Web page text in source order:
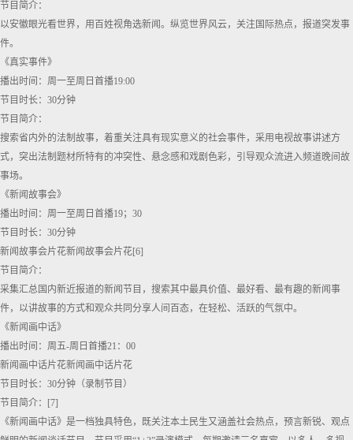
节目简介：
以安徽眼光看世界，用百姓视角选新闻。纵览世界风云，关注国际热点，报道突发事
件。
《真实事件》
播出时间：周一至周日首播19:00
节目时长：30分钟
节目简介：
搜索省内外的法制故事，着重关注具有现实意义的社会事件，采用电视故事讲述方
式，突出法制题材所特有的冲突性、悬念感和戏剧色彩，引导观众流进入频道晚间故
事场。
《新闻故事会》
播出时间：周一至周日首播19；30
节目时长：30分钟
新闻故事会片花新闻故事会片花[6]
节目简介：
采集汇总国内新近报道的新闻节目，搜索其中最具价值、最好看、最有趣的新闻事
件，以讲故事的方式和观众共同分享人间百态，在轻松、活跃的气氛中。
《新闻画中话》
播出时间：周五-周日首播21：00
新闻画中话片花新闻画中话片花
节目时长：30分钟（录制节目）
节目简介：[7]
《新闻画中话》是一档独具特色，既关注本土民生又涵盖社会热点，预言新锐、观点